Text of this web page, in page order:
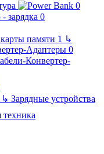
↳
Конвертер-
↳ Зарядные устройства
техника